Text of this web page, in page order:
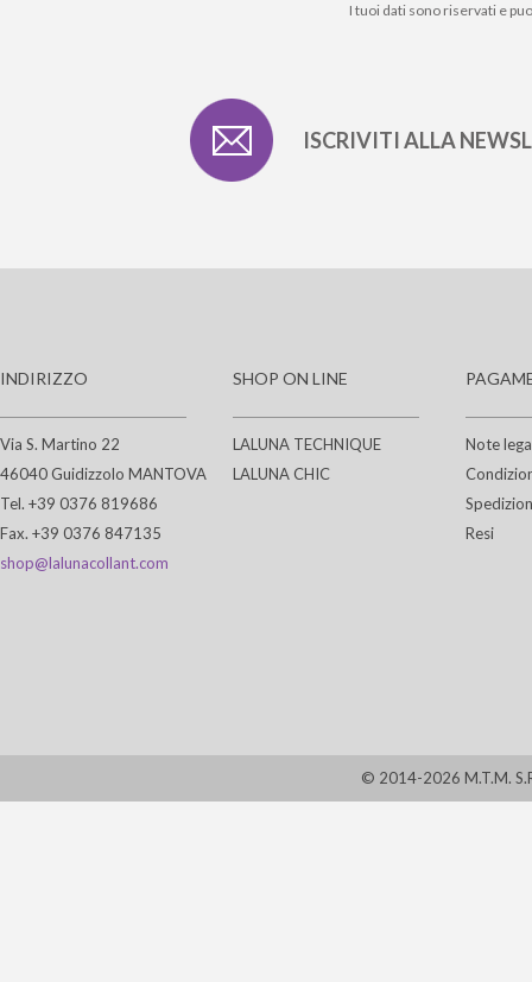
I tuoi dati sono riservati e
ISCRIVITI ALLA
INDIRIZZO
Via S. Martino 22
46040 Guidizzolo MANTOVA
Tel. +39 0376 819686
Fax. +39 0376 847135
shop@lalunacollant.com
SHOP ON LINE
LALUNA TECHNIQUE
LALUNA CHIC
Note
Resi
© 2014-2026 M.T.M.